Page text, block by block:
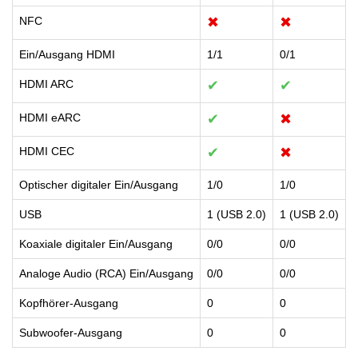
NFC ✖ ✖
Ein/Ausgang HDMI 1/1 0/1
HDMI ARC ✔ ✔
HDMI eARC ✔ ✖
HDMI CEC ✔ ✖
Optischer digitaler Ein/Ausgang 1/0 1/0
USB 1 (USB 2.0) 1 (USB 2.0)
Koaxiale digitaler Ein/Ausgang 0/0 0/0
Analoge Audio (RCA) Ein/Ausgang 0/0 0/0
Kopfhörer-Ausgang 0 0
Subwoofer-Ausgang 0 0